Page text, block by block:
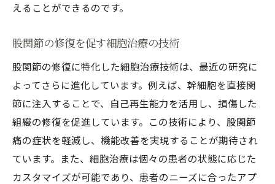
えることができるのです。
股関節の修復を促す細胞治療の技術
股関節の修復に特化した細胞治療技術は、最近の研究に
よってさらに進化しています。例えば、幹細胞を直接関
節に注入することで、自己再生能力を活用し、損傷した
組織の修復を促進しています。この技術により、股関節
痛の症状を軽減し、機能改善を実現することが期待され
ています。また、細胞治療は個々の患者の状態に応じた
カスタマイズが可能であり、患者のニーズに合ったアプ